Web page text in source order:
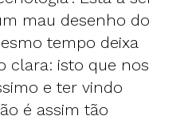
mau desenho do
tempo deixa
clara: isto que nos
e ter vindo
é assim tão